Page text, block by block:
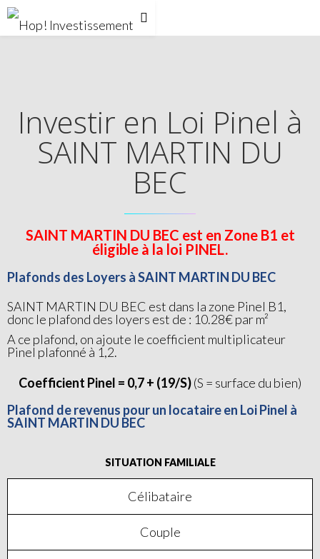
Investir en Loi Pinel à
SAINT MARTIN DU
BEC
SAINT MARTIN DU BEC est en Zone B1 et
éligible à la loi PINEL.
Plafonds des Loyers à SAINT MARTIN DU BEC
SAINT MARTIN DU BEC est dans la zone Pinel B1,
donc le plafond des loyers est de : 10.28€ par m²
A ce plafond, on ajoute le coefficient multiplicateur
Pinel plafonné à 1,2.
Coefficient Pinel = 0,7 + (19/S)(S = surface du bien)
Plafond de revenus pour un locataire en Loi Pinel à
SAINT MARTIN DU BEC
SITUATION FAMILIALE
Célibataire
Couple